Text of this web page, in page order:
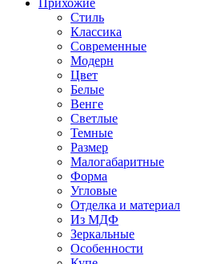
Прихожие
Стиль
Классика
Современные
Модерн
Цвет
Белые
Венге
Светлые
Темные
Размер
Малогабаритные
Форма
Угловые
Отделка и материал
Из МДФ
Зеркальные
Особенности